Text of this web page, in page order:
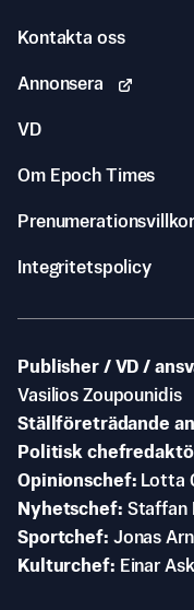
Kontakta oss
Annonsera
VD
Om Epoch Times
Prenumerationsvillkor
Integritetspolicy
Publisher / VD /
Vasilios Zoupounidis
Ställföreträdande
Politisk
Opinionschef
Lotta
Nyhetschef Staffan
Sportchef Jonas
Kulturchef
Einar